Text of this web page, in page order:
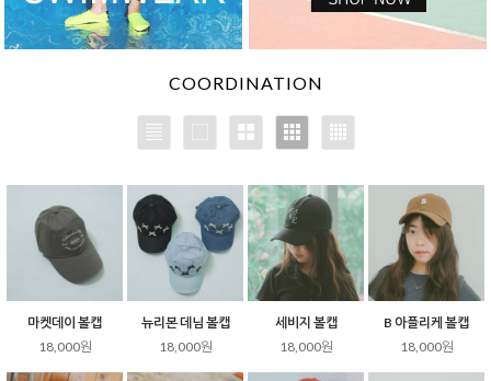
COORDINATION
마켓데이 볼캡
18,000원
뉴리본 데님 볼캡
18,000원
세비지 볼캡
18,000원
B 아플리케 볼캡
18,000원